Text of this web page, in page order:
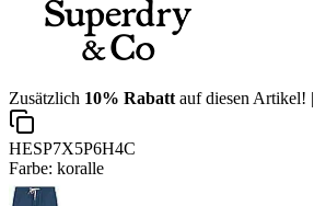
Zusätzlich 10% Rabatt auf diesen Artikel! |
HESP7X5P6H4C
Farbe: koralle